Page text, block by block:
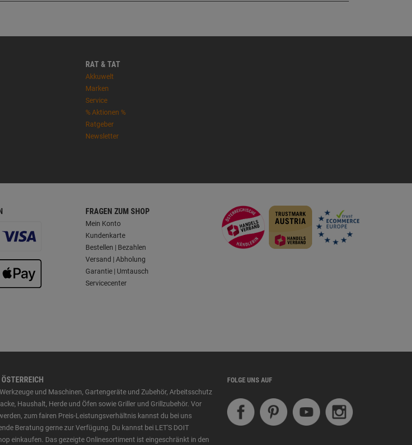
RAT & TAT
Akkuwelt
Marken
Service
% Aktionen %
Ratgeber
Newsletter
FRAGEN ZUM SHOP
Mein Konto
Kundenkarte
Bestellen | Bezahlen
Versand | Abholung
Garantie | Umtausch
Servicecenter
und Maschinen, Gartengeräte und Zubehör, Arbeitsschutz
Haushalt, Herde und Öfen sowie Griller und Grillzubehör. Vor
zum fairen Preis-Leistungsverhältnis kannst du bei uns
Beratung gerne zur Verfügung. Du kannst bei LET'S DOIT
einkaufen. Das gezeigte Onlinesortiment ist eingeschränkt in den
FOLGE UNS AUF